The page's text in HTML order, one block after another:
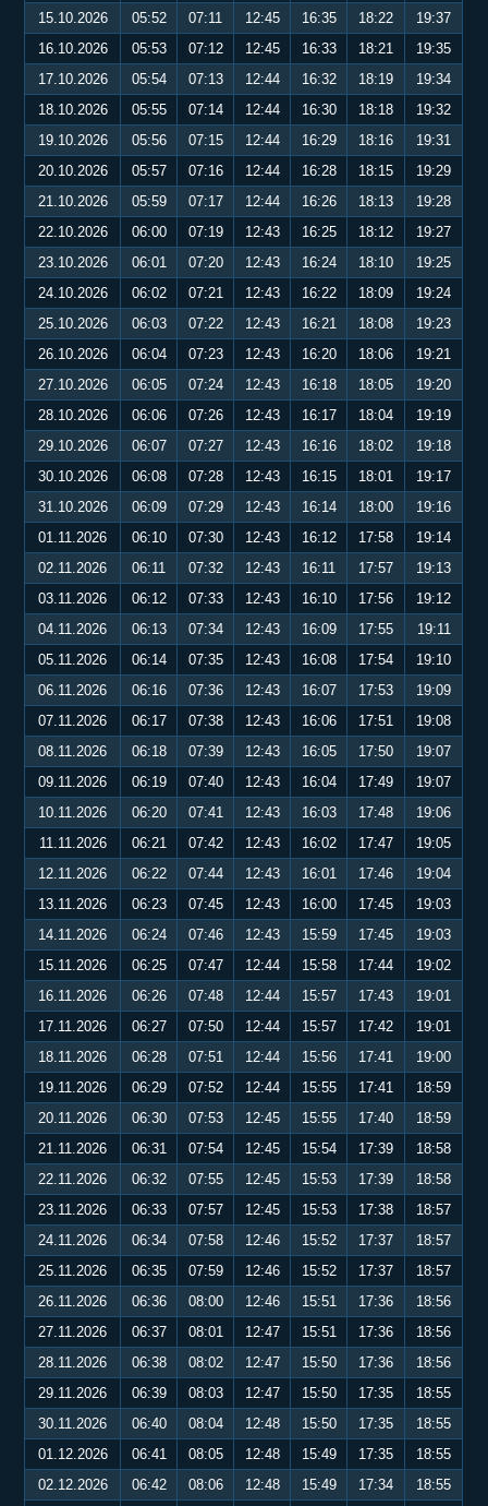
15.10.2026
05:52 07:11 12:45 16:35 18:22
19:37
16.10.2026
05:53 07:12 12:45 16:33 18:21
19:35
17.10.2026
05:54 07:13 12:44 16:32 18:19
19:34
18.10.2026
05:55 07:14 12:44 16:30 18:18
19:32
19.10.2026
05:56 07:15 12:44 16:29 18:16
19:31
20.10.2026
05:57 07:16 12:44 16:28 18:15
19:29
21.10.2026
05:59 07:17 12:44 16:26 18:13
19:28
22.10.2026
06:00 07:19 12:43 16:25 18:12
19:27
23.10.2026
06:01 07:20 12:43 16:24 18:10
19:25
24.10.2026
06:02 07:21 12:43 16:22 18:09
19:24
25.10.2026
06:03 07:22 12:43 16:21 18:08
19:23
26.10.2026
06:04 07:23 12:43 16:20 18:06
19:21
27.10.2026
06:05 07:24 12:43 16:18 18:05
19:20
28.10.2026
06:06 07:26 12:43 16:17 18:04
19:19
29.10.2026
06:07 07:27 12:43 16:16 18:02
19:18
30.10.2026
06:08 07:28 12:43 16:15 18:01
19:17
31.10.2026
06:09 07:29 12:43 16:14 18:00
19:16
01.11.2026
06:10 07:30 12:43 16:12 17:58
19:14
02.11.2026
06:11 07:32 12:43 16:11 17:57
19:13
03.11.2026
06:12 07:33 12:43 16:10 17:56
19:12
04.11.2026
06:13 07:34 12:43 16:09 17:55
19:11
05.11.2026
06:14 07:35 12:43 16:08 17:54
19:10
06.11.2026
06:16 07:36 12:43 16:07 17:53
19:09
07.11.2026
06:17 07:38 12:43 16:06 17:51
19:08
08.11.2026
06:18 07:39 12:43 16:05 17:50
19:07
09.11.2026
06:19 07:40 12:43 16:04 17:49
19:07
10.11.2026
06:20 07:41 12:43 16:03 17:48
19:06
11.11.2026
06:21 07:42 12:43 16:02 17:47
19:05
12.11.2026
06:22 07:44 12:43 16:01 17:46
19:04
13.11.2026
06:23 07:45 12:43 16:00 17:45
19:03
14.11.2026
06:24 07:46 12:43 15:59 17:45
19:03
15.11.2026
06:25 07:47 12:44 15:58 17:44
19:02
16.11.2026
06:26 07:48 12:44 15:57 17:43
19:01
17.11.2026
06:27 07:50 12:44 15:57 17:42
19:01
18.11.2026
06:28 07:51 12:44 15:56 17:41
19:00
19.11.2026
06:29 07:52 12:44 15:55 17:41
18:59
20.11.2026
06:30 07:53 12:45 15:55 17:40
18:59
21.11.2026
06:31 07:54 12:45 15:54 17:39
18:58
22.11.2026
06:32 07:55 12:45 15:53 17:39
18:58
23.11.2026
06:33 07:57 12:45 15:53 17:38
18:57
24.11.2026
06:34 07:58 12:46 15:52 17:37
18:57
25.11.2026
06:35 07:59 12:46 15:52 17:37
18:57
26.11.2026
06:36 08:00 12:46 15:51 17:36
18:56
27.11.2026
06:37 08:01 12:47 15:51 17:36
18:56
28.11.2026
06:38 08:02 12:47 15:50 17:36
18:56
29.11.2026
06:39 08:03 12:47 15:50 17:35
18:55
30.11.2026
06:40 08:04 12:48 15:50 17:35
18:55
01.12.2026
06:41 08:05 12:48 15:49 17:35
18:55
02.12.2026
06:42 08:06 12:48 15:49 17:34 18:55